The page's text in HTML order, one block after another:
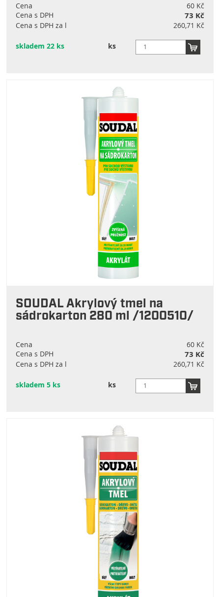
Cena
60 Kč
Cena s DPH
73 Kč
Cena s DPH za l 260,71 Kč
skladem 22 ks ks
SOUDAL Akrylový tmel na
sádrokarton 280 ml /1200510/
Cena
60 Kč
Cena s DPH
73 Kč
Cena s DPH za l 260,71 Kč
skladem 5 ks ks